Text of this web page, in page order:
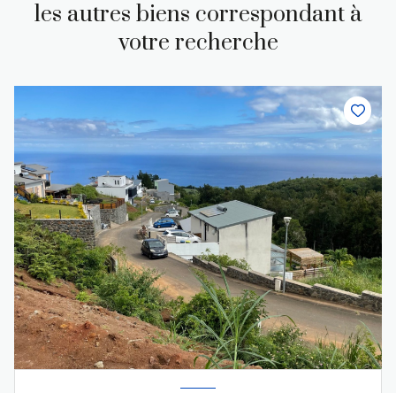
les autres biens correspondant à
votre recherche